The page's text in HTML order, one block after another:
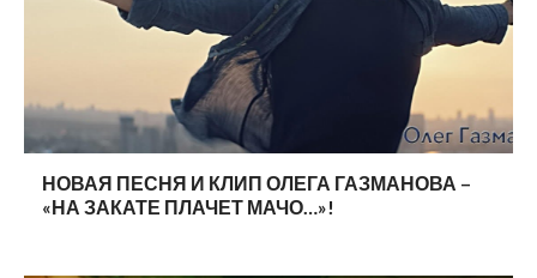
НОВАЯ ПЕСНЯ И КЛИП ОЛЕГА ГАЗМАНОВА –
«НА ЗАКАТЕ ПЛАЧЕТ МАЧО…»!